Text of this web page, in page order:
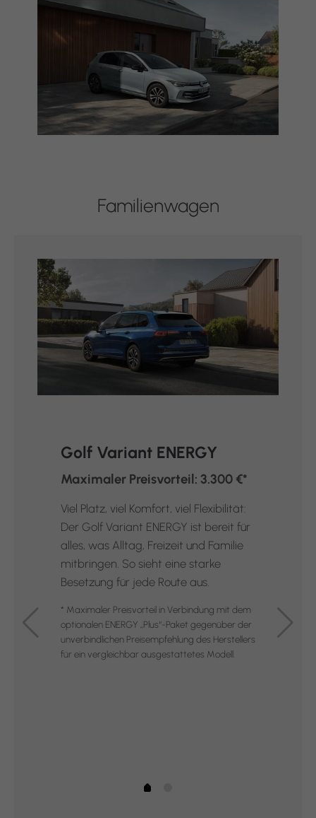
Familienwagen
Golf Variant ENERGY
Maximaler Preisvorteil: 3.300 €*
Viel Platz, viel Komfort, viel Flexibilität:
Der Golf Variant ENERGY ist bereit für
alles, was Alltag, Freizeit und Familie
mitbringen. So sieht eine starke
Besetzung für jede Route aus.
* Maximaler Preisvorteil in Verbindung mit dem
optionalen ENERGY „Plus“-Paket gegenüber der
unverbindlichen Preisempfehlung des Herstellers
für ein vergleichbar ausgestattetes Modell.